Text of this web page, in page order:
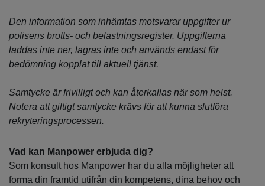
Den information som inhämtas motsvarar uppgifter ur
polisens brotts- och belastningsregister. Uppgifterna
laddas inte ner, lagras inte och används endast för
bedömning kopplat till aktuell tjänst.
Samtycke är frivilligt och kan återkallas när som helst.
Notera att giltigt samtycke krävs för att kunna slutföra
rekryteringsprocessen.
Vad kan Manpower erbjuda dig?
Som konsult hos Manpower har du alla möjligheter att
forma din framtid utifrån din kompetens, dina behov och